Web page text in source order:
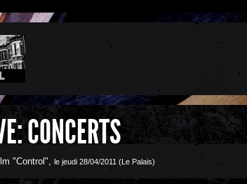
CONCERTS
"Control", le jeudi 28/04/2011 (Le Palais)